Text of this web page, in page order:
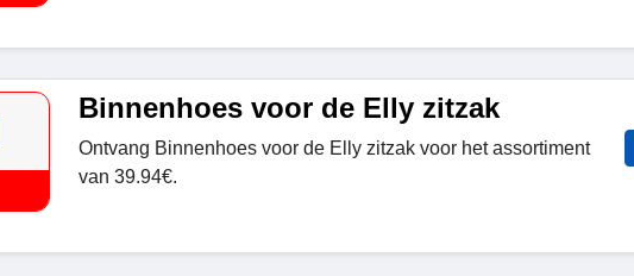
Binnenhoes voor de Elly zitzak
Ontvang Binnenhoes voor de Elly zitzak voor het assortiment
van 39.94€.